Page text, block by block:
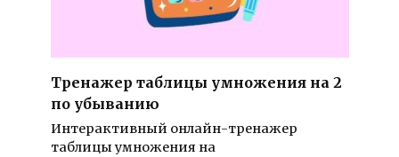
Тренажер таблицы умножения на 2
по убыванию
Интерактивный онлайн-тренажер
таблицы умножения на